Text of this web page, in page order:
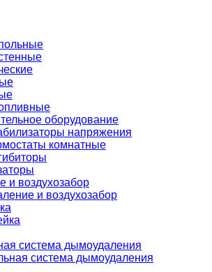
оборудование
напряжения
комнатные
и воздухозабор
и воздухозабор
система дымоудаления
система дымоудаления